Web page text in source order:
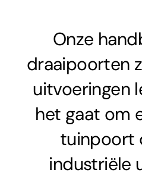
Onze
draaipoorten
uitvoeringen
het gaat om
tuinpoort
industriële